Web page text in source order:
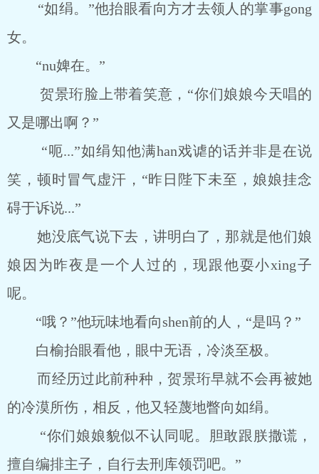
“如绢。”他抬眼看向方才去领人的掌事gong
女。
“nu婢在。”
贺景珩脸上带着笑意，“你们娘娘今天唱的
又是哪出啊？”
“呃...”如绢知他满han戏谑的话并非是在说
笑，顿时冒气虚汗，“昨日陛下未至，娘娘挂念
碍于诉说...”
她没底气说下去，讲明白了，那就是他们娘
娘因为昨夜是一个人过的，现跟他耍小xing子
呢。
“哦？”他玩味地看向shen前的人，“是吗？”
白榆抬眼看他，眼中无语，冷淡至极。
而经历过此前种种，贺景珩早就不会再被她
的冷漠所伤，相反，他又轻蔑地瞥向如绢。
“你们娘娘貌似不认同呢。胆敢跟朕撒谎，
擅自编排主子，自行去刑库领罚吧。”